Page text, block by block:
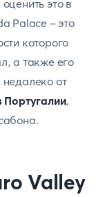
это в
Palace - это
которого
а также его
недалеко от
Португалии,
Valley